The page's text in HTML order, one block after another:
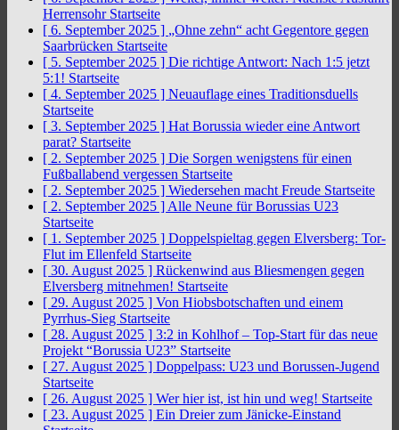
Herrensohr Startseite
[ 6. September 2025 ] „Ohne zehn“ acht Gegentore gegen
Saarbrücken Startseite
[ 5. September 2025 ] Die richtige Antwort: Nach 1:5 jetzt
5:1! Startseite
[ 4. September 2025 ] Neuauflage eines Traditionsduells
Startseite
[ 3. September 2025 ] Hat Borussia wieder eine Antwort
parat? Startseite
[ 2. September 2025 ] Die Sorgen wenigstens für einen
Fußballabend vergessen Startseite
[ 2. September 2025 ] Wiedersehen macht Freude Startseite
[ 2. September 2025 ] Alle Neune für Borussias U23
Startseite
[ 1. September 2025 ] Doppelspieltag gegen Elversberg: Tor-
Flut im Ellenfeld Startseite
[ 30. August 2025 ] Rückenwind aus Bliesmengen gegen
Elversberg mitnehmen! Startseite
[ 29. August 2025 ] Von Hiobsbotschaften und einem
Pyrrhus-Sieg Startseite
[ 28. August 2025 ] 3:2 in Kohlhof – Top-Start für das neue
Projekt “Borussia U23” Startseite
[ 27. August 2025 ] Doppelpass: U23 und Borussen-Jugend
Startseite
[ 26. August 2025 ] Wer hier ist, ist hin und weg! Startseite
[ 23. August 2025 ] Ein Dreier zum Jänicke-Einstand